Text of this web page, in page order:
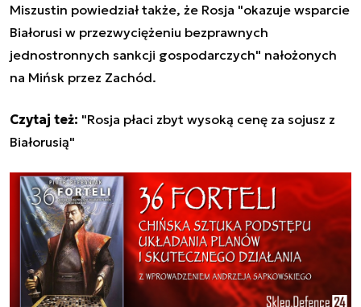
Miszustin powiedział także, że Rosja "okazuje wsparcie
Białorusi w przezwyciężeniu bezprawnych
jednostronnych sankcji gospodarczych" nałożonych
na Mińsk przez Zachód.
Czytaj też: "Rosja płaci zbyt wysoką cenę za sojusz z
Białorusią"